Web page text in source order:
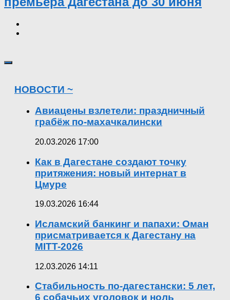
НОВОСТИ ~
Авиацены взлетели: праздничный
грабёж по-махачкалински
20.03.2026 17:00
Как в Дагестане создают точку
притяжения: новый интернат в
Цмуре
19.03.2026 16:44
Исламский банкинг и папахи: Оман
присматривается к Дагестану на
MITT-2026
12.03.2026 14:11
Стабильность по-дагестански: 5 лет,
6 собачьих уголовок и ноль